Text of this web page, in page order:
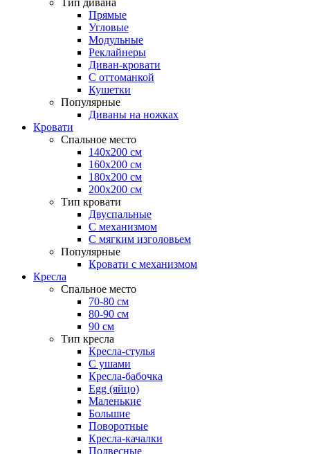
Тип дивана
Прямые
Угловые
Модульные
Реклайнеры
Диван-кровати
С оттоманкой
Кушетки
Популярные
Диваны на ножках
Кровати
Спальное место
140х200 см
160х200 см
180х200 см
200х200 см
Тип кровати
Двуспальные
С механизмом
С мягким изголовьем
Популярные
Кровати с механизмом
Кресла
Спальное место
70-80 см
80-90 см
90 см
Тип кресла
Кресла-стулья
С ушами
Кресла-бабочка
Egg (яйцо)
Маленькие
Большие
Поворотные
Кресла-качалки
Подвесные